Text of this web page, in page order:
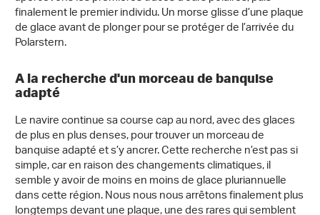
finalement le premier individu. Un morse glisse d’une plaque
de glace avant de plonger pour se protéger de l’arrivée du
Polarstern.
A la recherche d'un morceau de banquise
adapté
Le navire continue sa course cap au nord, avec des glaces
de plus en plus denses, pour trouver un morceau de
banquise adapté et s’y ancrer. Cette recherche n’est pas si
simple, car en raison des changements climatiques, il
semble y avoir de moins en moins de glace pluriannuelle
dans cette région. Nous nous nous arrêtons finalement plus